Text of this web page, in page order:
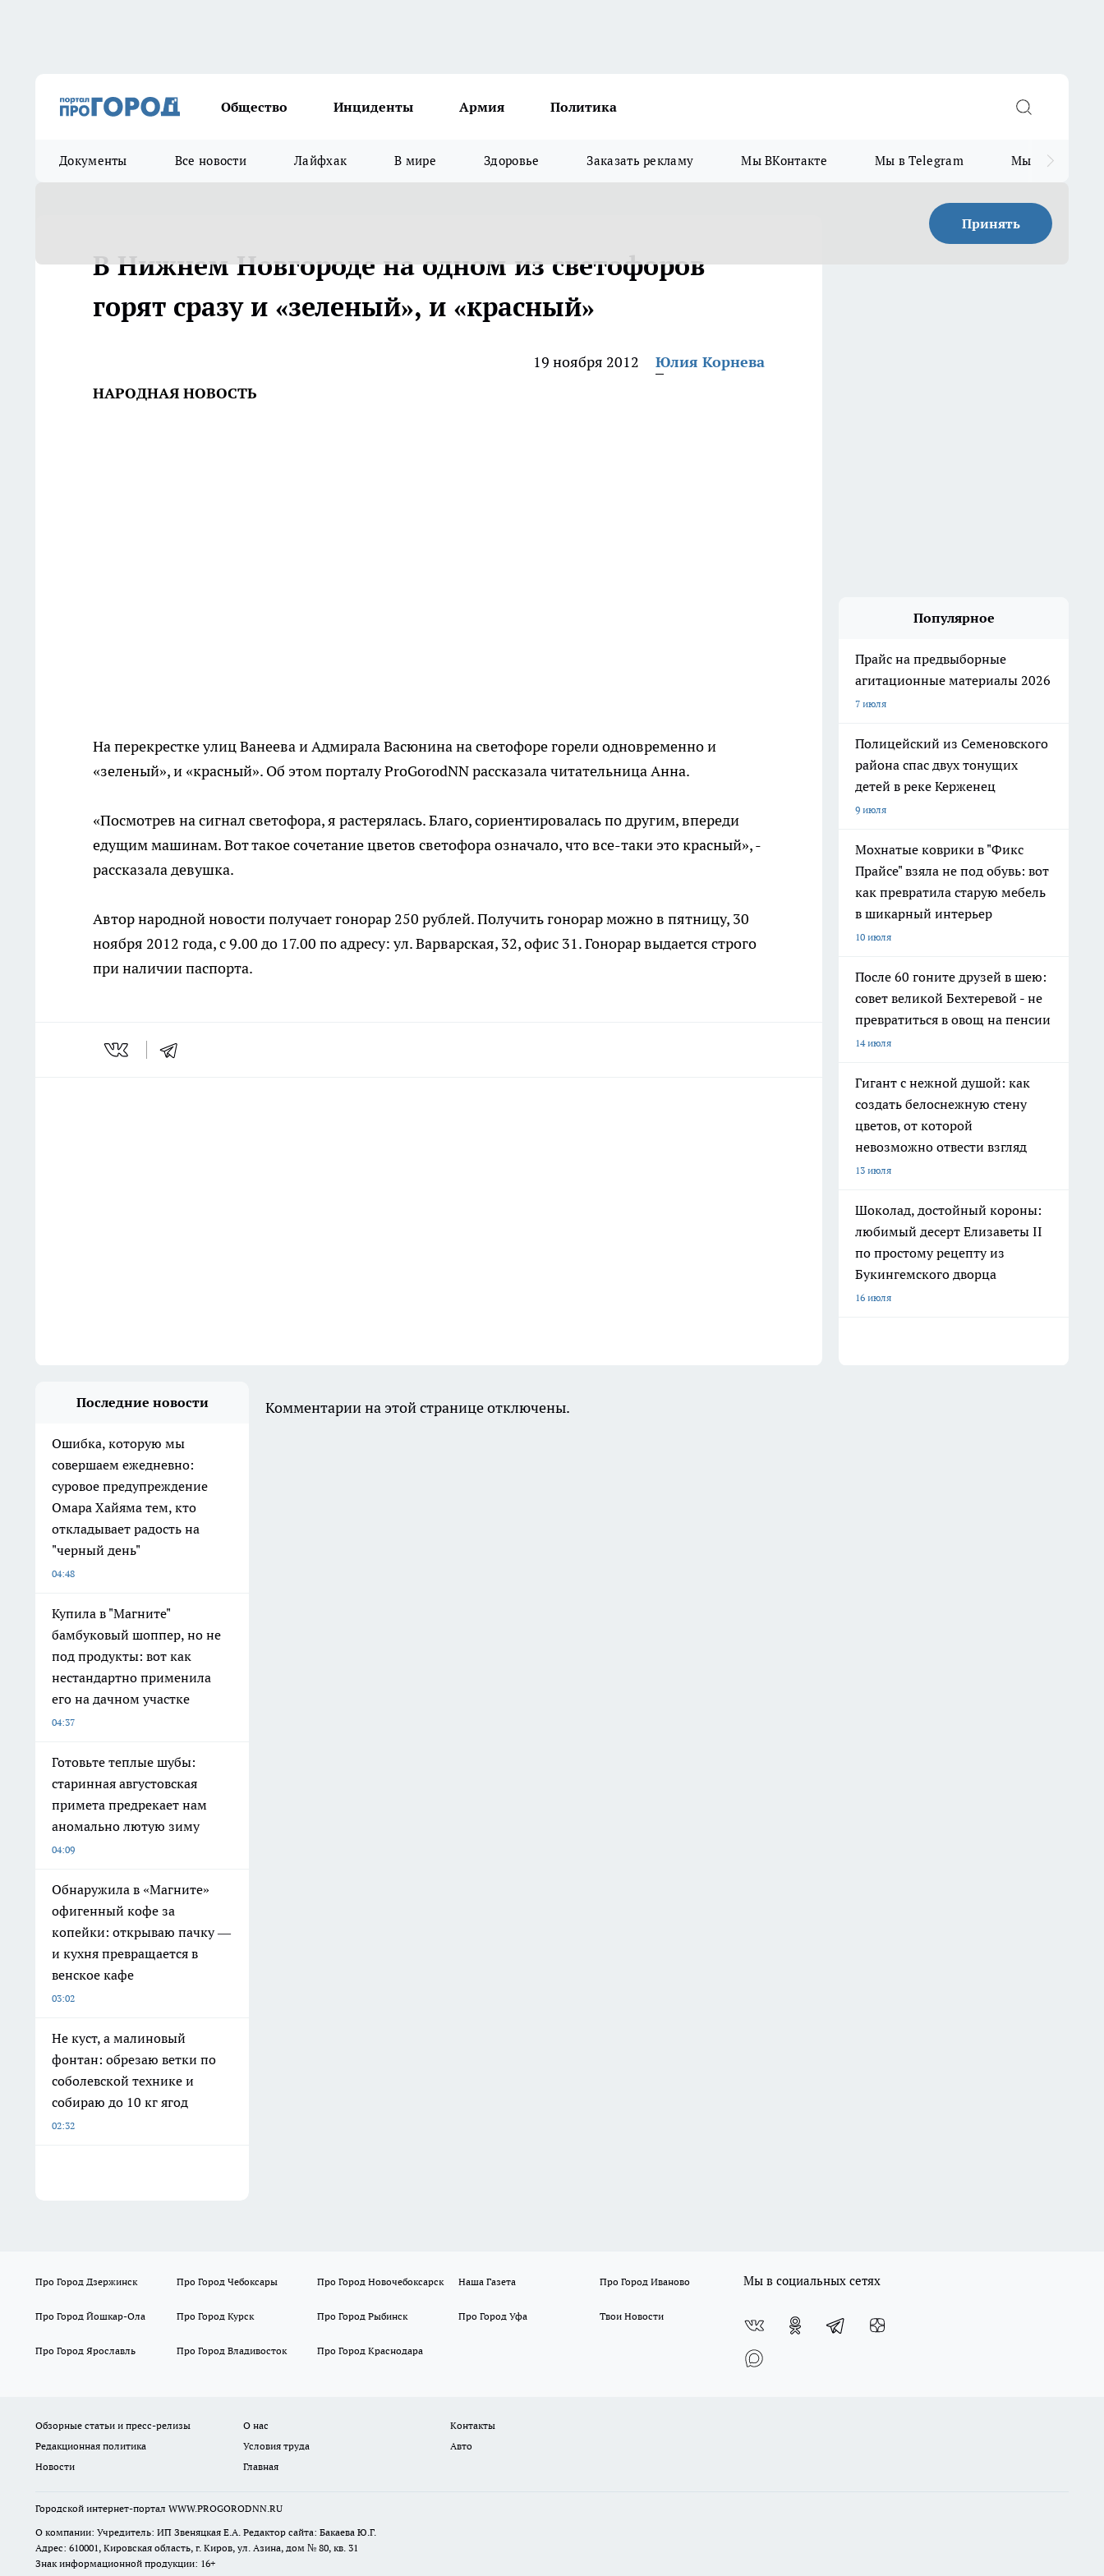
Общество Инциденты Армия Политика
Документы Все новости Лайфхак В мире Здоровье Заказать рекламу Мы ВКонтакте Мы в Telegram Мы в MAX
Принять
В Нижнем Новгороде на одном из светофоров
горят сразу и «зеленый», и «красный»
19 ноября 2012
Юлия Корнева
НАРОДНАЯ НОВОСТЬ
На перекрестке улиц Ванеева и Адмирала Васюнина на светофоре горели одновременно и
«зеленый», и «красный». Об этом порталу ProGorodNN рассказала читательница Анна.
«Посмотрев на сигнал светофора, я растерялась. Благо, сориентировалась по другим, впереди
едущим машинам. Вот такое сочетание цветов светофора означало, что все-таки это красный», -
рассказала девушка.
Автор народной новости получает гонорар 250 рублей. Получить гонорар можно в пятницу, 30
ноября 2012 года, с 9.00 до 17.00 по адресу: ул. Варварская, 32, офис 31. Гонорар выдается строго
при наличии паспорта.
Популярное
Прайс на предвыборные
агитационные материалы 2026
7 июля
Полицейский из Семеновского
района спас двух тонущих
детей в реке Керженец
9 июля
Мохнатые коврики в "Фикс
Прайсе" взяла не под обувь: вот
как превратила старую мебель
в шикарный интерьер
10 июля
После 60 гоните друзей в шею:
совет великой Бехтеревой - не
превратиться в овощ на пенсии
14 июля
Гигант с нежной душой: как
создать белоснежную стену
цветов, от которой
невозможно отвести взгляд
13 июля
Шоколад, достойный короны:
любимый десерт Елизаветы II
по простому рецепту из
Букингемского дворца
16 июля
Последние новости
Ошибка, которую мы
совершаем ежедневно:
суровое предупреждение
Омара Хайяма тем, кто
откладывает радость на
"черный день"
04:48
Купила в "Магните"
бамбуковый шоппер, но не
под продукты: вот как
нестандартно применила
его на дачном участке
04:37
Готовьте теплые шубы:
старинная августовская
примета предрекает нам
аномально лютую зиму
04:09
Обнаружила в «Магните»
офигенный кофе за
копейки: открываю пачку —
и кухня превращается в
венское кафе
03:02
Не куст, а малиновый
фонтан: обрезаю ветки по
соболевской технике и
собираю до 10 кг ягод
02:32
Комментарии на этой странице отключены.
Про Город Дзержинск Про Город Чебоксары Про Город Новочебоксарск Наша Газета Про Город Иваново
Про Город Йошкар-Ола Про Город Курск Про Город Рыбинск Про Город Уфа Твои Новости
Про Город Ярославль Про Город Владивосток Про Город Краснодара
Мы в социальных сетях
Обзорные статьи и пресс-релизы О нас
Контакты
Редакционная политика
Условия труда
Авто
Новости
Главная
Городской интернет-портал WWW.PROGORODNN.RU
О компании: Учредитель: ИП Звеняцкая Е.А. Редактор сайта: Бакаева Ю.Г.
Адрес: 610001, Кировская область, г. Киров, ул. Азина, дом № 80, кв. 31
Знак информационной продукции: 16+